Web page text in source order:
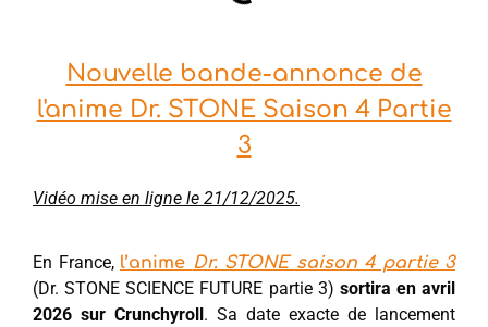
Nouvelle bande-annonce de
l'anime Dr. STONE Saison 4 Partie
3
Vidéo mise en ligne le 21/12/2025.
En France, l’anime Dr. STONE saison 4 partie 3
(Dr. STONE SCIENCE FUTURE partie 3) sortira en avril
2026 sur Crunchyroll . Sa date exacte de lancement